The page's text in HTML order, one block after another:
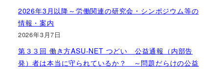
2026年3月以降～労働関連の研究会・シンポジウム等の
情報・案内
2026年3月7日
第３３回 働き方ASU-NET つどい 公益通報（内部告
発）者は本当に守られているか？ ～問題だらけの公益